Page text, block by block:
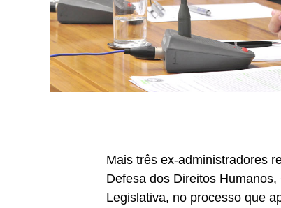
Mais três ex-administradores
Defesa dos Direitos
Legislativa, no processo que